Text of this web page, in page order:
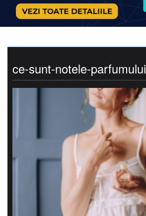
ce-sunt-notele-parfumului